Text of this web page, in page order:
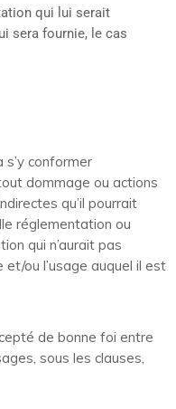
qui lui serait
sera fournie, le cas
s’y conformer
dommage ou actions
qu’il pourrait
réglementation ou
qui n’aurait pas
ou l’usage auquel il est
de bonne foi entre
sous les clauses,